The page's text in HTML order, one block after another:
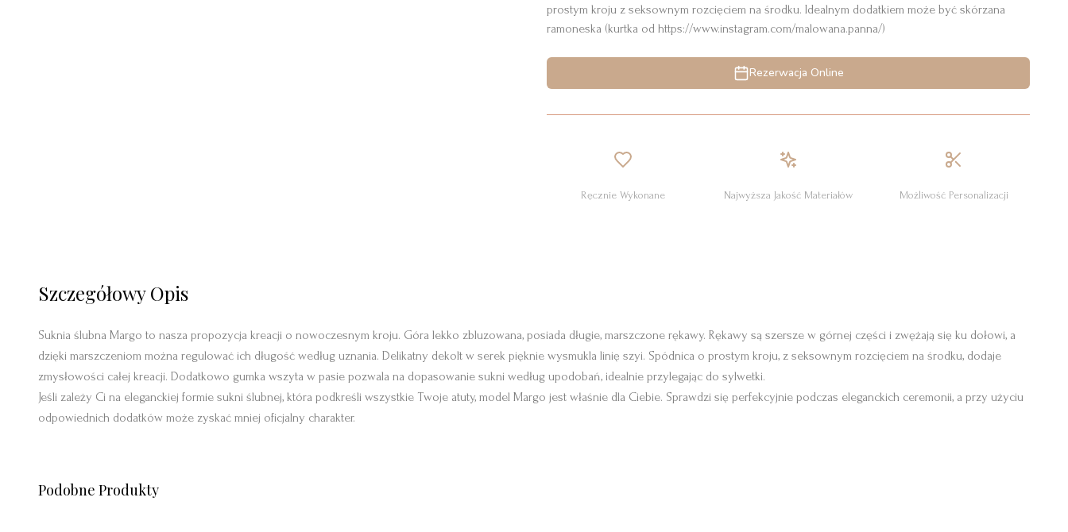
prostym kroju z seksownym rozcięciem na środku. Idealnym dodatkiem może być skórzana
ramoneska (kurtka od https://www.instagram.com/malowana.panna/)
Rezerwacja Online
Ręcznie Wykonane Najwyższa Jakość Materiałów Możliwość Personalizacji
Szczegółowy Opis
Suknia ślubna Margo to nasza propozycja kreacji o nowoczesnym kroju. Góra lekko zbluzowana, posiada długie, marszczone rękawy. Rękawy są szersze w górnej części i zwężają się ku dołowi, a
dzięki marszczeniom można regulować ich długość według uznania. Delikatny dekolt w serek pięknie wysmukla linię szyi. Spódnica o prostym kroju, z seksownym rozcięciem na środku, dodaje
zmysłowości całej kreacji. Dodatkowo gumka wszyta w pasie pozwala na dopasowanie sukni według upodobań, idealnie przylegając do sylwetki.
Jeśli zależy Ci na eleganckiej formie sukni ślubnej, która podkreśli wszystkie Twoje atuty, model Margo jest właśnie dla Ciebie. Sprawdzi się perfekcyjnie podczas eleganckich ceremonii, a przy użyciu
odpowiednich dodatków może zyskać mniej oficjalny charakter.
Podobne Produkty